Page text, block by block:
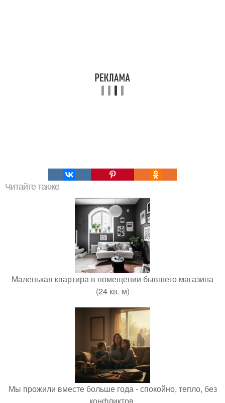
Читайте также
Маленькая квартира в помещении бывшего магазина
(24 кв. м)
Мы прожили вместе больше года - спокойно, тепло, без